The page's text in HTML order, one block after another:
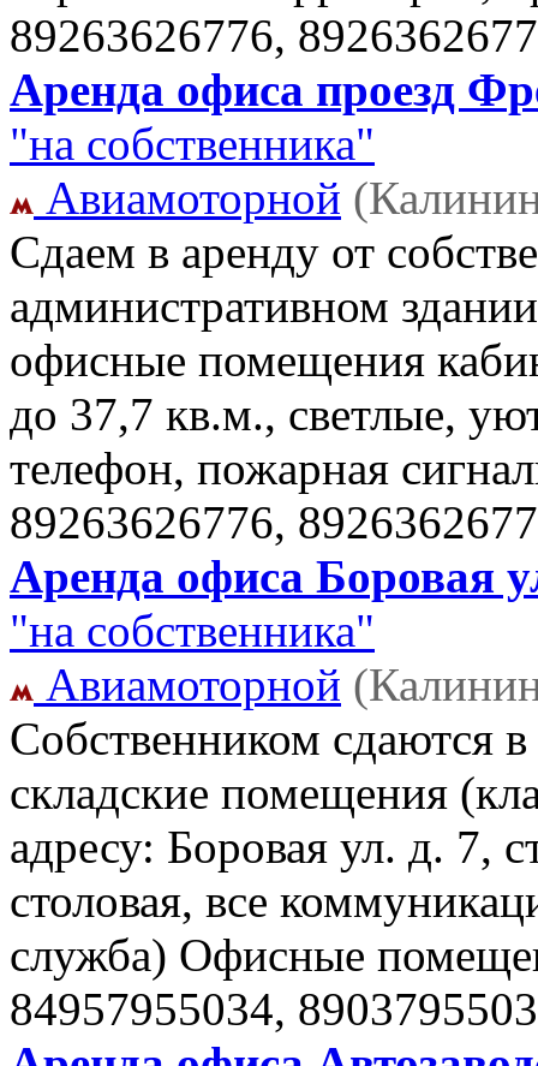
89263626776,
Аренда офиса проезд
"на собственника"
Авиамоторной
Сдаем в аренду от
административном
офисные помещения
до 37,7 кв.м., светлые,
телефон, пожарная
89263626776,
Аренда офиса Боровая
"на собственника"
Авиамоторной
Собственником сдаются
складские помещения
адресу: Боровая ул. д. 7,
столовая, все
служба) Офисные
84957955034,